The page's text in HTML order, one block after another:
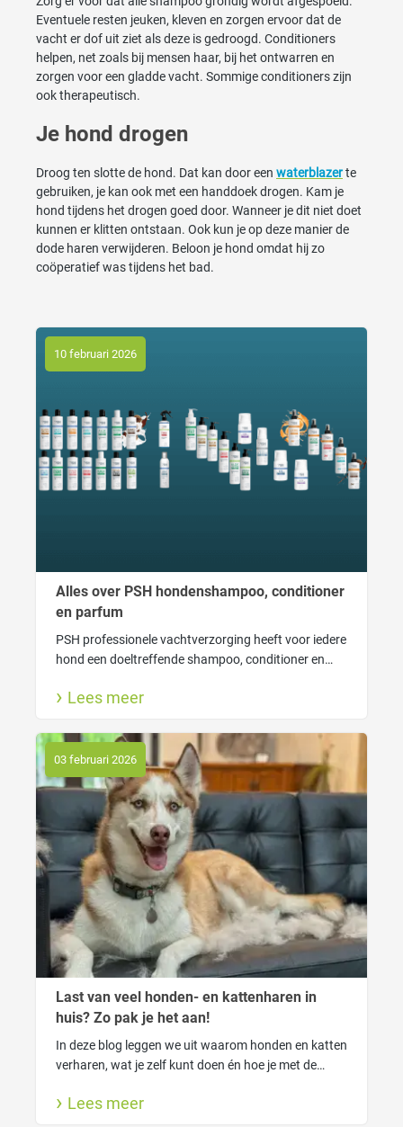
Eventuele resten jeuken, kleven en zorgen ervoor dat de
vacht er dof uit ziet als deze is gedroogd. Conditioners
helpen, net zoals bij mensen haar, bij het ontwarren en
zorgen voor een gladde vacht. Sommige conditioners zijn
ook therapeutisch.
Je hond drogen
Droog ten slotte de hond. Dat kan door een waterblazerte
gebruiken, je kan ook met een handdoek drogen. Kam je
hond tijdens het drogen goed door. Wanneer je dit niet doet
kunnen er klitten ontstaan. Ook kun je op deze manier de
dode haren verwijderen. Beloon je hond omdat hij zo
coöperatief was tijdens het bad.
10 februari 2026
Alles over PSH hondenshampoo, conditioner
en parfum
PSH professionele vachtverzorging heeft voor iedere
hond een doeltreffende shampoo, conditioner en
wassen goed is voor jouw hond en wanneer gebruik
Lees meer
03 februari 2026
Last van veel honden- en kattenharen in
huis? Zo pak je het aan!
In deze blog leggen we uit waarom honden en katten
verharen, wat je zelf kunt doen én hoe je met de
controle krijgt. Voor een schoner huis én een blije
Lees meer